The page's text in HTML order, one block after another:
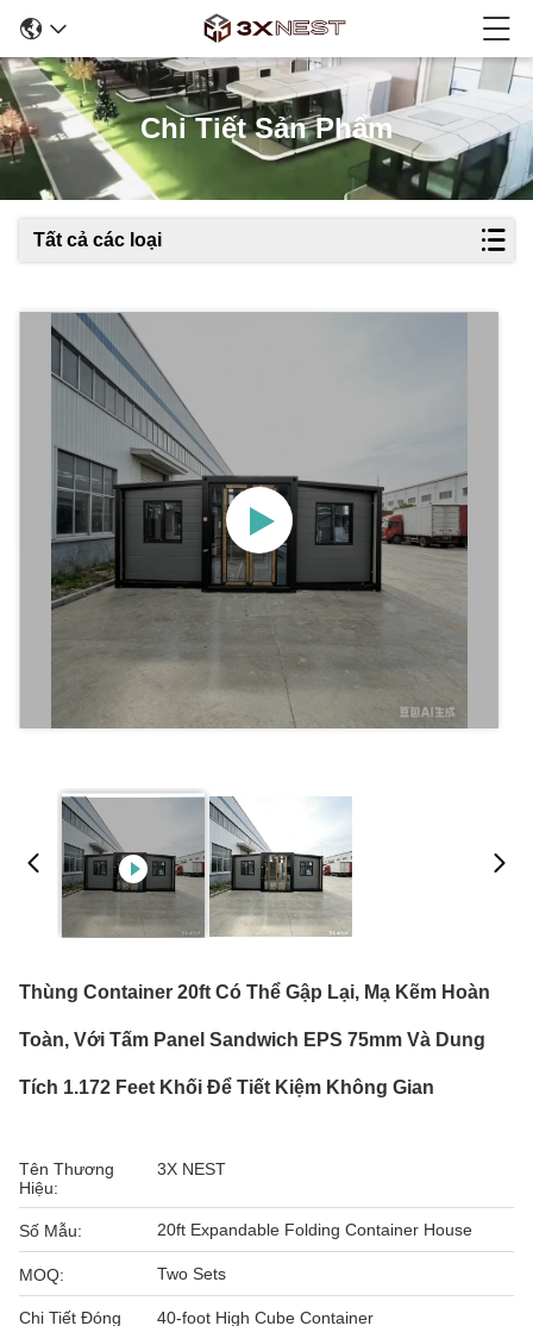
Chi Tiết Sản Phẩm
Tất cả các loại
Thùng Container 20ft Có Thể Gập Lại, Mạ Kẽm Hoàn
Toàn, Với Tấm Panel Sandwich EPS 75mm Và Dung
Tích 1.172 Feet Khối Để Tiết Kiệm Không Gian
Tên Thương
Hiệu:
3X NEST
Số Mẫu: 20ft Expandable Folding Container House
MOQ: Two Sets
Chi Tiết Đóng
40-foot High Cube Container